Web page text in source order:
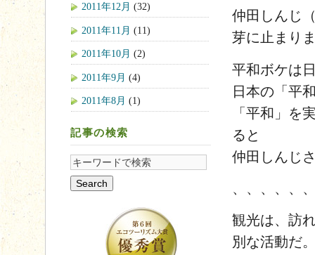
仲田しんじ
芽に止まり
平和ボケは
日本の「平
「平和」を
ると
仲田しんじ
、、、、、
観光は、訪
別な活動だ
2011年12月 (32)
2011年11月 (11)
2011年10月 (2)
2011年9月 (4)
2011年8月 (1)
記事の検索